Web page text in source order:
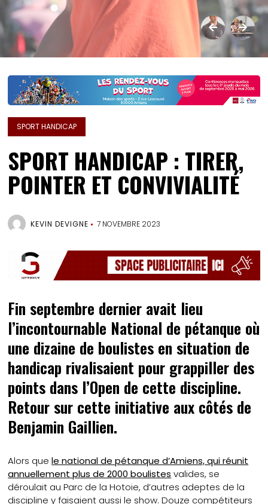
SPORT HANDICAP
SPORT HANDICAP : TIRER,
POINTER ET CONVIVIALITÉ
KEVIN DEVIGNE 7 NOVEMBRE 2023
Fin septembre dernier avait lieu
l’incontournable National de pétanque où
une dizaine de boulistes en situation de
handicap rivalisaient pour grappiller des
points dans l’Open de cette discipline.
Retour sur cette initiative aux côtés de
Benjamin Gaillien.
Alors quele national de pétanque d’Amiens, qui réunit
annuellement plus de 2000 boulistes valides, se
déroulait au Parc de la Hotoie, d’autres adeptes de la
discipline y faisaient aussi le show. Douze compétiteurs